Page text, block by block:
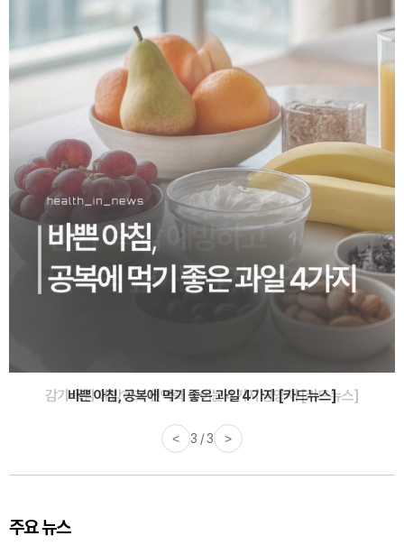
바쁜 아침, 공복에 먹기 좋은 과일 4가지 [카드뉴스]
< 1 / 3 >
주요 뉴스